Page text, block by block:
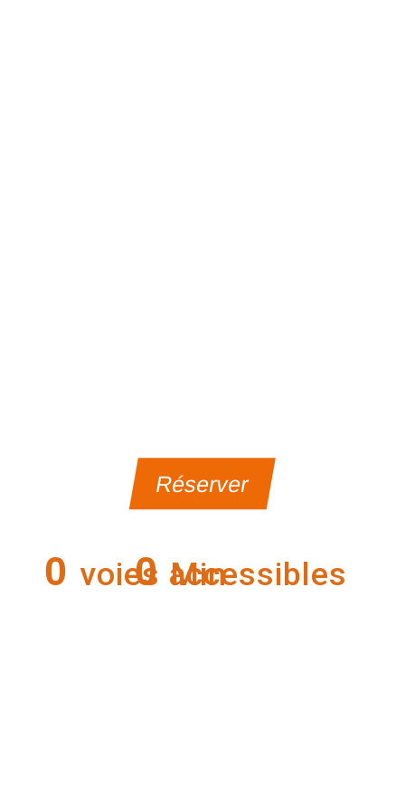
Réserver
0 Min
0 voies accessibles